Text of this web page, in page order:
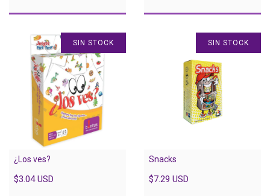
SIN STOCK
¿Los ves?
$3.04 USD
SIN STOCK
Snacks
$7.29 USD